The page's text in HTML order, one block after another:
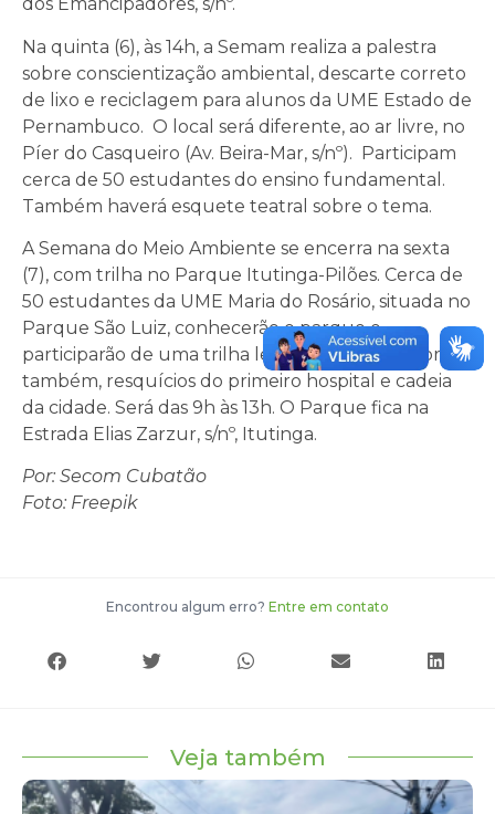
Na quinta (6), às 14h, a Semam realiza a palestra
sobre conscientização ambiental, descarte correto
de lixo e reciclagem para alunos da UME Estado de
Pernambuco. O local será diferente, ao ar livre, no
Píer do Casqueiro (Av. Beira-Mar, s/nº). Participam
cerca de 50 estudantes do ensino fundamental.
Também haverá esquete teatral sobre o tema.
A Semana do Meio Ambiente se encerra na sexta
(7), com trilha no Parque Itutinga-Pilões. Cerca de
50 estudantes da UME Maria do Rosário, situada no
Parque São Luiz, conhecerão o parque e
participarão de uma trilha leve no local que abriga,
também, resquícios do primeiro hospital e cadeia
da cidade. Será das 9h às 13h. O Parque fica na
Estrada Elias Zarzur, s/nº, Itutinga.
Por: Secom Cubatão
Foto: Freepik
Encontrou algum erro? Entre em contato
Veja também